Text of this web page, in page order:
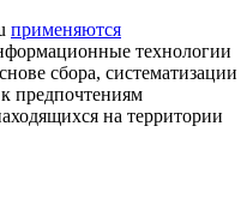
применяются
технологии
сбора, систематизации
предпочтениям
на территории